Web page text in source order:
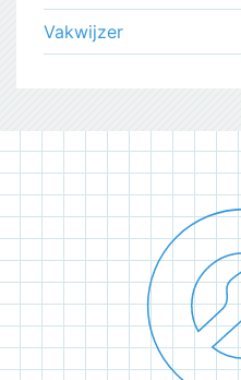
Vakwijzer